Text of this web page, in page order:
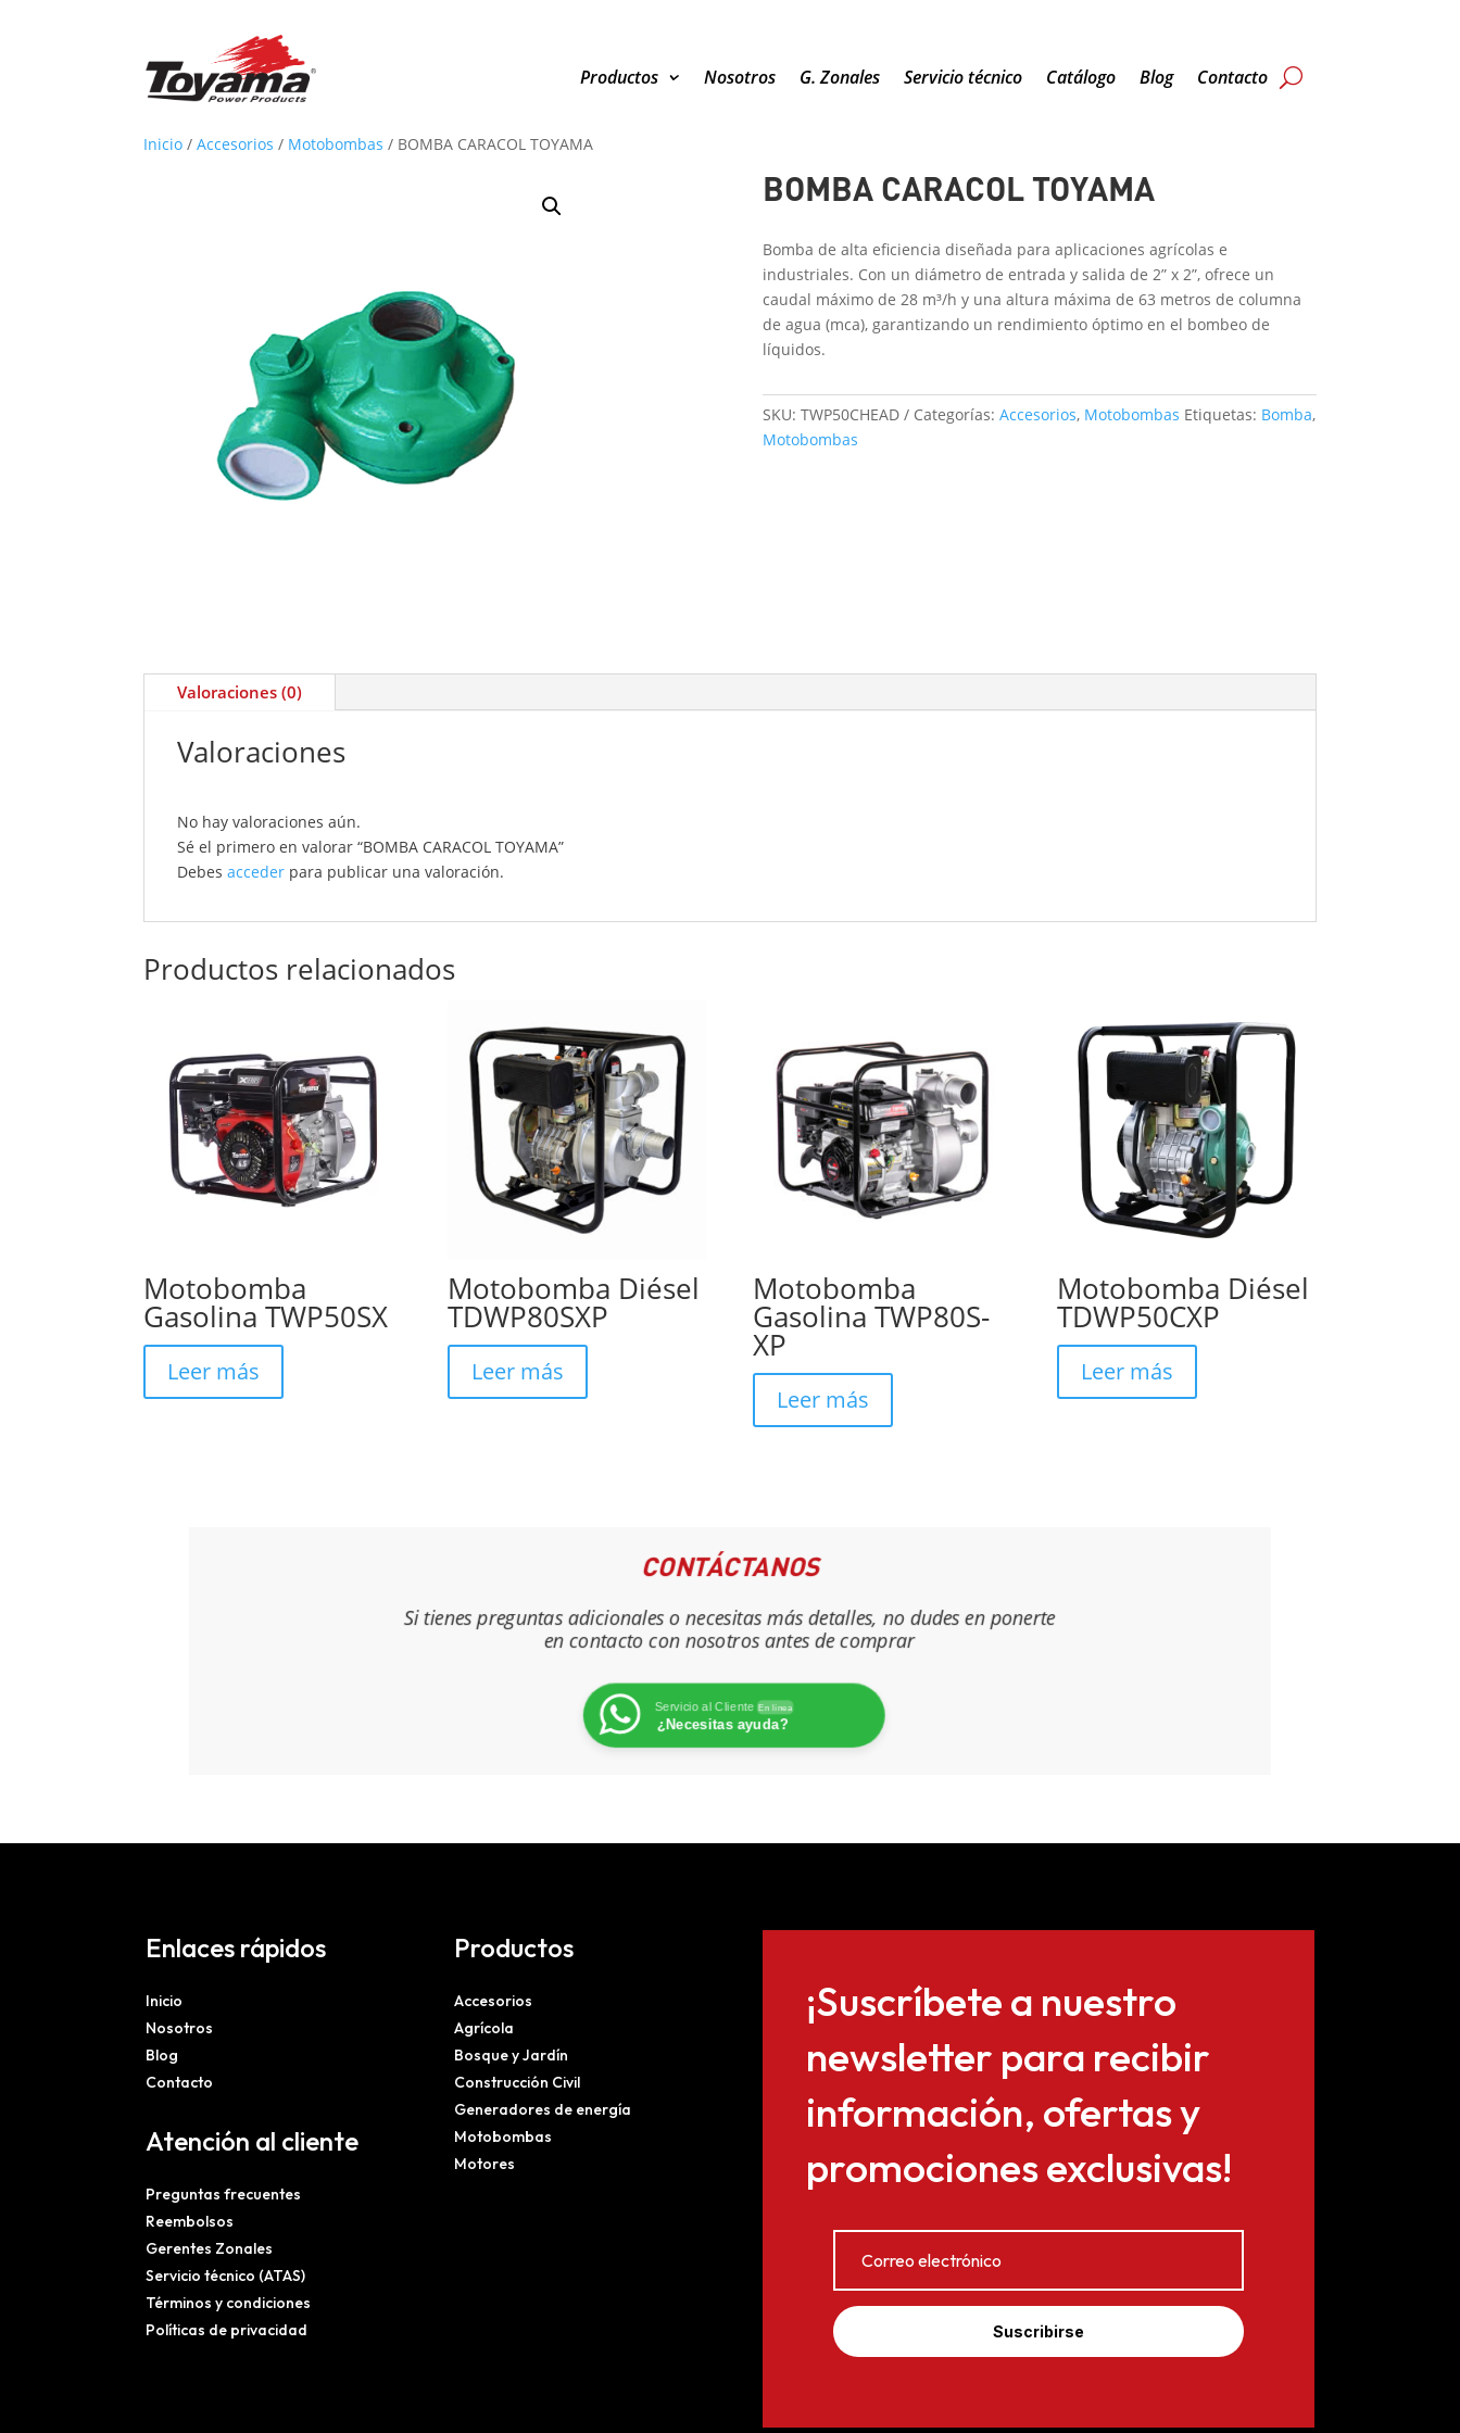
Productos Nosotros G. Zonales Servicio técnico Catálogo Blog Contacto
Inicio / Accesorios / Motobombas / BOMBA CARACOL TOYAMA
BOMBA CARACOL TOYAMA
Bomba de alta eficiencia diseñada para aplicaciones agrícolas e
industriales. Con un diámetro de entrada y salida de 2” x 2”, ofrece un
caudal máximo de 28 m³/h y una altura máxima de 63 metros de columna
de agua (mca), garantizando un rendimiento óptimo en el bombeo de
líquidos.
SKU: TWP50CHEAD Categorías: Accesorios, Motobombas Etiquetas: Bomba,
Motobombas
Valoraciones (0)
Valoraciones
No hay valoraciones aún.
Sé el primero en valorar “BOMBA CARACOL TOYAMA”
Debes acceder para publicar una valoración.
Productos relacionados
Motobomba
Gasolina TWP50SX
Leer más
Motobomba Diésel
TDWP80SXP
Leer más
Motobomba
Gasolina TWP80S-
XP
Leer más
Motobomba Diésel
TDWP50CXP
Leer más
CONTÁCTANOS
Si tienes preguntas adicionales o necesitas más detalles, no dudes en ponerte
en contacto con nosotros antes de comprar
Servicio al Cliente En línea
¿Necesitas ayuda?
Enlaces rápidos
Inicio
Nosotros
Blog
Contacto
Atención al cliente
Preguntas frecuentes
Reembolsos
Gerentes Zonales
Servicio técnico (ATAS)
Términos y condiciones
Políticas de privacidad
Productos
Accesorios
Agrícola
Bosque y Jardín
Construcción Civil
Generadores de energía
Motobombas
Motores
¡Suscríbete a nuestro
newsletter para recibir
información, ofertas y
promociones exclusivas!
Suscribirse